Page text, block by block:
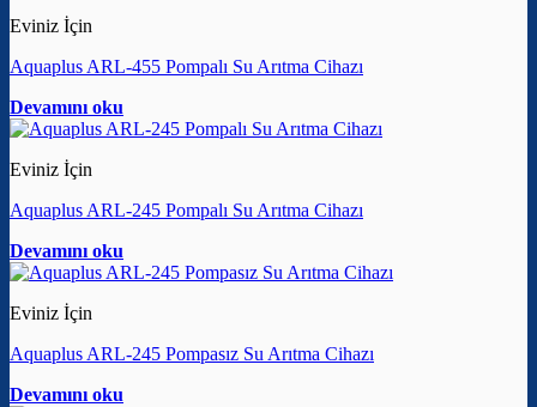
Eviniz İçin
Aquaplus ARL-455 Pompalı Su Arıtma Cihazı
Devamını oku
Eviniz İçin
Aquaplus ARL-245 Pompalı Su Arıtma Cihazı
Devamını oku
Eviniz İçin
Aquaplus ARL-245 Pompasız Su Arıtma Cihazı
Devamını oku